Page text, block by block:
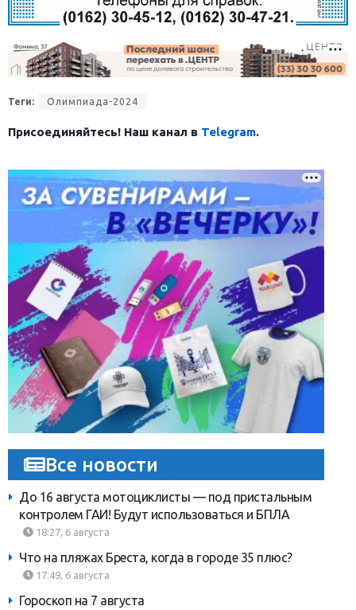
Теги: Олимпиада-2024
Присоединяйтесь! Наш канал в Telegram.
Все новости
До 16 августа мотоциклисты — под пристальным
контролем ГАИ! Будут использоваться и БПЛА
18:27, 6 августа
Что на пляжах Бреста, когда в городе 35 плюс?
17:49, 6 августа
Гороскоп на 7 августа